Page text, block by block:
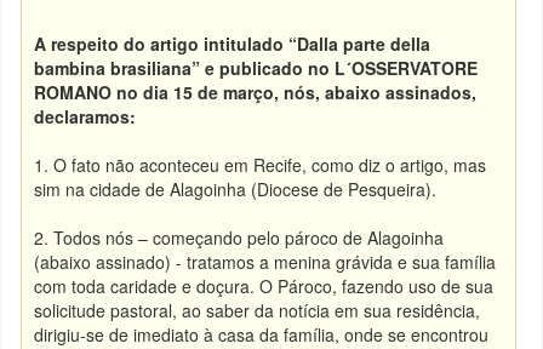
A respeito do artigo intitulado “Dalla parte della
bambina brasiliana” e publicado no L´OSSERVATORE
ROMANO no dia 15 de março, nós, abaixo assinados,
declaramos:
1. O fato não aconteceu em Recife, como diz o artigo, mas
sim na cidade de Alagoinha (Diocese de Pesqueira).
2. Todos nós – começando pelo pároco de Alagoinha
(abaixo assinado) - tratamos a menina grávida e sua família
com toda caridade e doçura. O Pároco, fazendo uso de sua
solicitude pastoral, ao saber da notícia em sua residência,
dirigiu-se de imediato à casa da família, onde se encontrou